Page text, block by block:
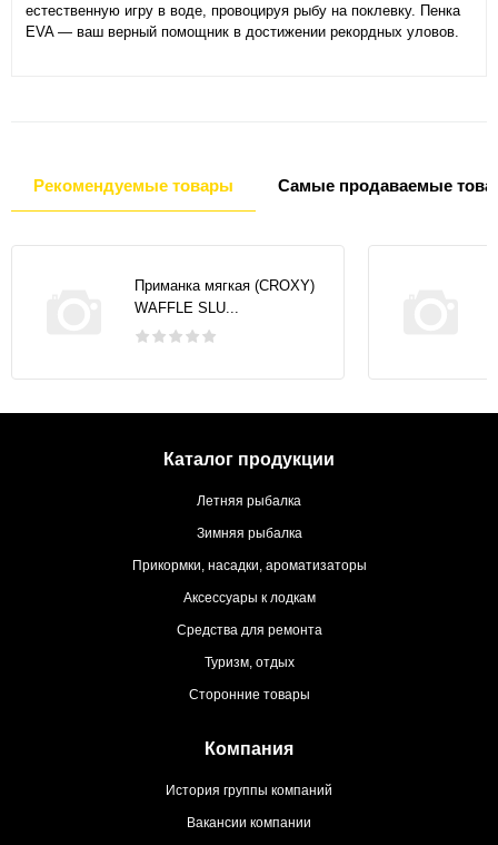
естественную игру в воде, провоцируя рыбу на поклевку. Пенка
EVA — ваш верный помощник в достижении рекордных уловов.
Рекомендуемые товары Самые продаваемые
Приманка мягкая (CROXY)
WAFFLE SLU...
Каталог продукции
Летняя рыбалка
Зимняя рыбалка
Прикормки, насадки, ароматизаторы
Аксессуары к лодкам
Средства для ремонта
Туризм, отдых
Сторонние товары
Компания
История группы компаний
Вакансии компании